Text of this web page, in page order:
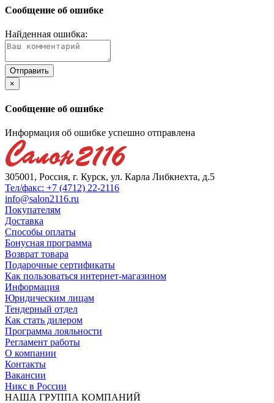
Сообщение об ошибке
Найденная ошибка:
×
Сообщение об ошибке
Информация об ошибке успешно отправлена
305001, Россия, г. Курск, ул. Карла Либкнехта, д.5
Тел/факс: +7 (4712) 22-2116
info@salon2116.ru
Покупателям
Доставка
Способы оплаты
Бонусная программа
Возврат товара
Подарочные сертификаты
Как пользоваться интернет-магазином
Информация
Юридическим лицам
Тендерный отдел
Как стать дилером
Программа лояльности
Регламент работы
О компании
Контакты
Вакансии
Никс в России
НАША ГРУППА КОМПАНИЙ